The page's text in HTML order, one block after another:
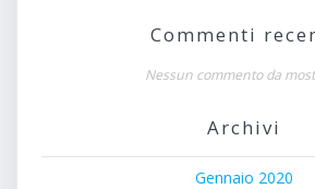
Commenti
Nessun commento da
Archivi
Gennaio 2020